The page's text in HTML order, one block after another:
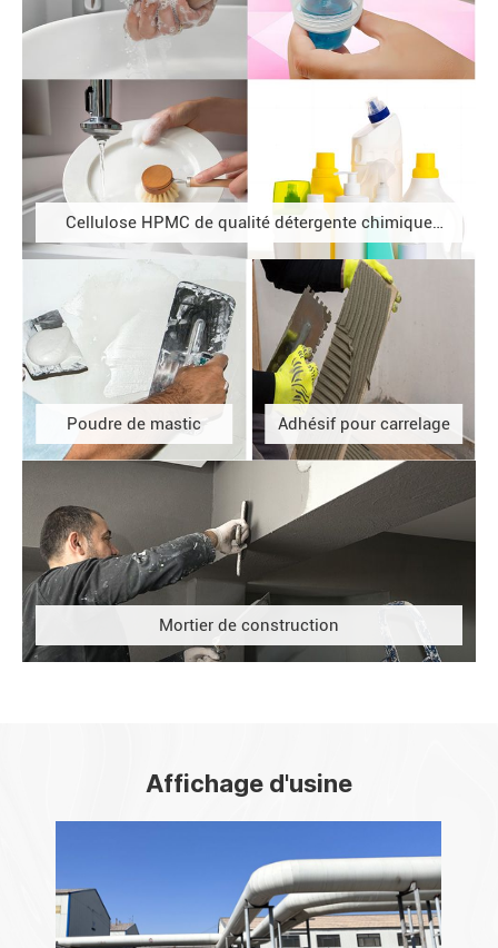
Cellulose HPMC de qualité détergente chimique
quotidienne
Poudre de mastic Adhésif pour carrelage
Mortier de construction
Affichage d'usine